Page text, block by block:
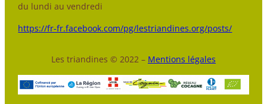
du lundi au vendredi
https://fr-fr.facebook.com/pg/lestriandines.org/posts/
Les triandines © 2022 – Mentions légales